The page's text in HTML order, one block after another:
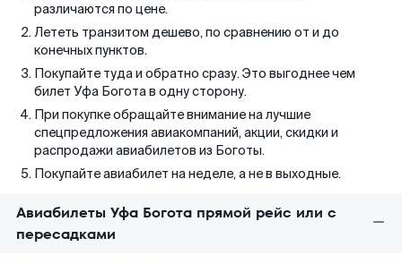
различаются по цене.
Лететь транзитом дешево, по сравнению от и до
конечных пунктов.
Покупайте туда и обратно сразу. Это выгоднее чем
билет Уфа Богота в одну сторону.
При покупке обращайте внимание на лучшие
спецпредложения авиакомпаний, акции, скидки и
распродажи авиабилетов из Боготы.
Покупайте авиабилет на неделе, а не в выходные.
Авиабилеты Уфа Богота прямой рейс или с
пересадками